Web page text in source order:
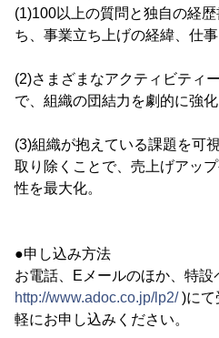
(1)100以上の質問と独自の経
ち、事業立ち上げの経緯、仕
(2)さまざまなアクティビティ
で、組織の団結力を劇的に強化
(3)組織が抱えている課題を可
取り除くことで、売上げアッ
性を最大化。
●申し込み方法
お電話、Eメールのほか、特設
http://www.adoc.co.jp/lp2/)にて
軽にお申し込みください。